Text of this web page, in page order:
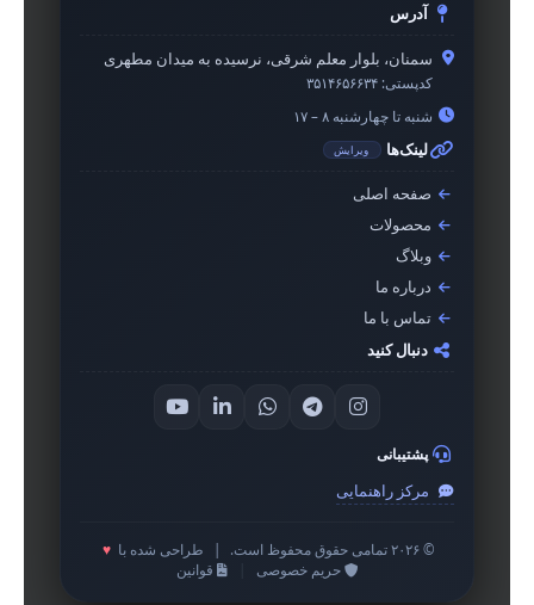
آدرس
سمنان، بلوار معلم شرقی، نرسیده به میدان مطهری
کدپستی: ۳۵۱۴۶۵۶۶۳۴
شنبه تا چهارشنبه ۸ – ۱۷
لینک‌ها ویرایش
صفحه اصلی
محصولات
وبلاگ
درباره ما
تماس با ما
دنبال کنید
پشتیبانی
مرکز راهنمایی
© ۲۰۲۶ تمامی حقوق محفوظ است. طراحی شده با ♥
حریم خصوصی
قوانین